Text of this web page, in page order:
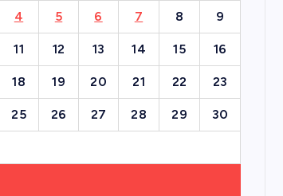
4 5 6 7 8 9
11 12 13 14 15 16
18 19 20 21 22 23
25 26 27 28 29 30